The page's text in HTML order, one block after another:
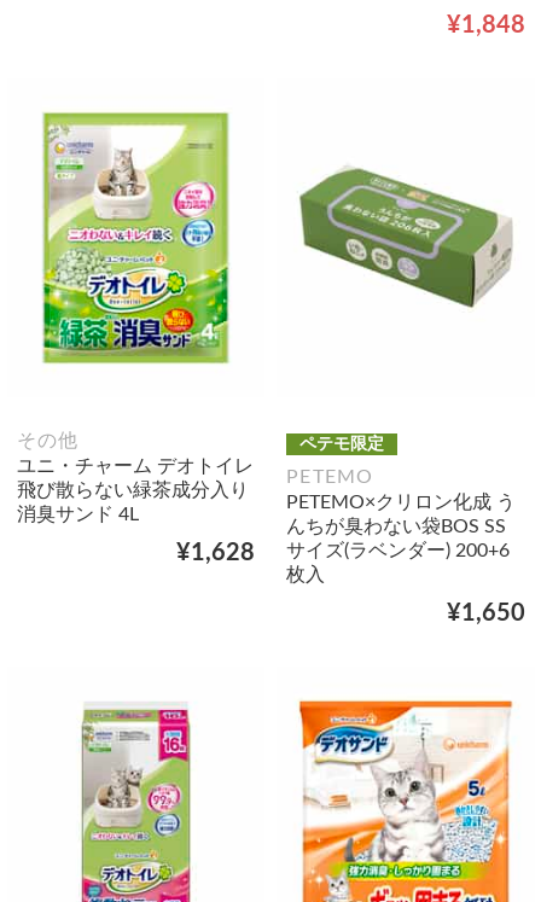
¥1,848
その他
ユニ・チャーム デオトイレ
飛び散らない緑茶成分入り
消臭サンド 4L
¥1,628
ペテモ限定
PETEMO
PETEMO×クリロン化成 う
んちが臭わない袋BOS SS
サイズ(ラベンダー) 200+6
枚入
¥1,650